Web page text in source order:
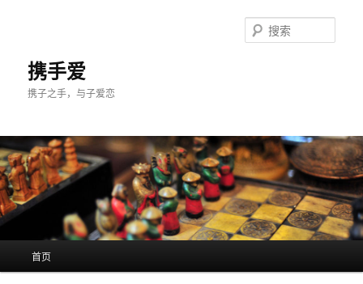
携手爱
携子之手，与子爱恋
索
首页